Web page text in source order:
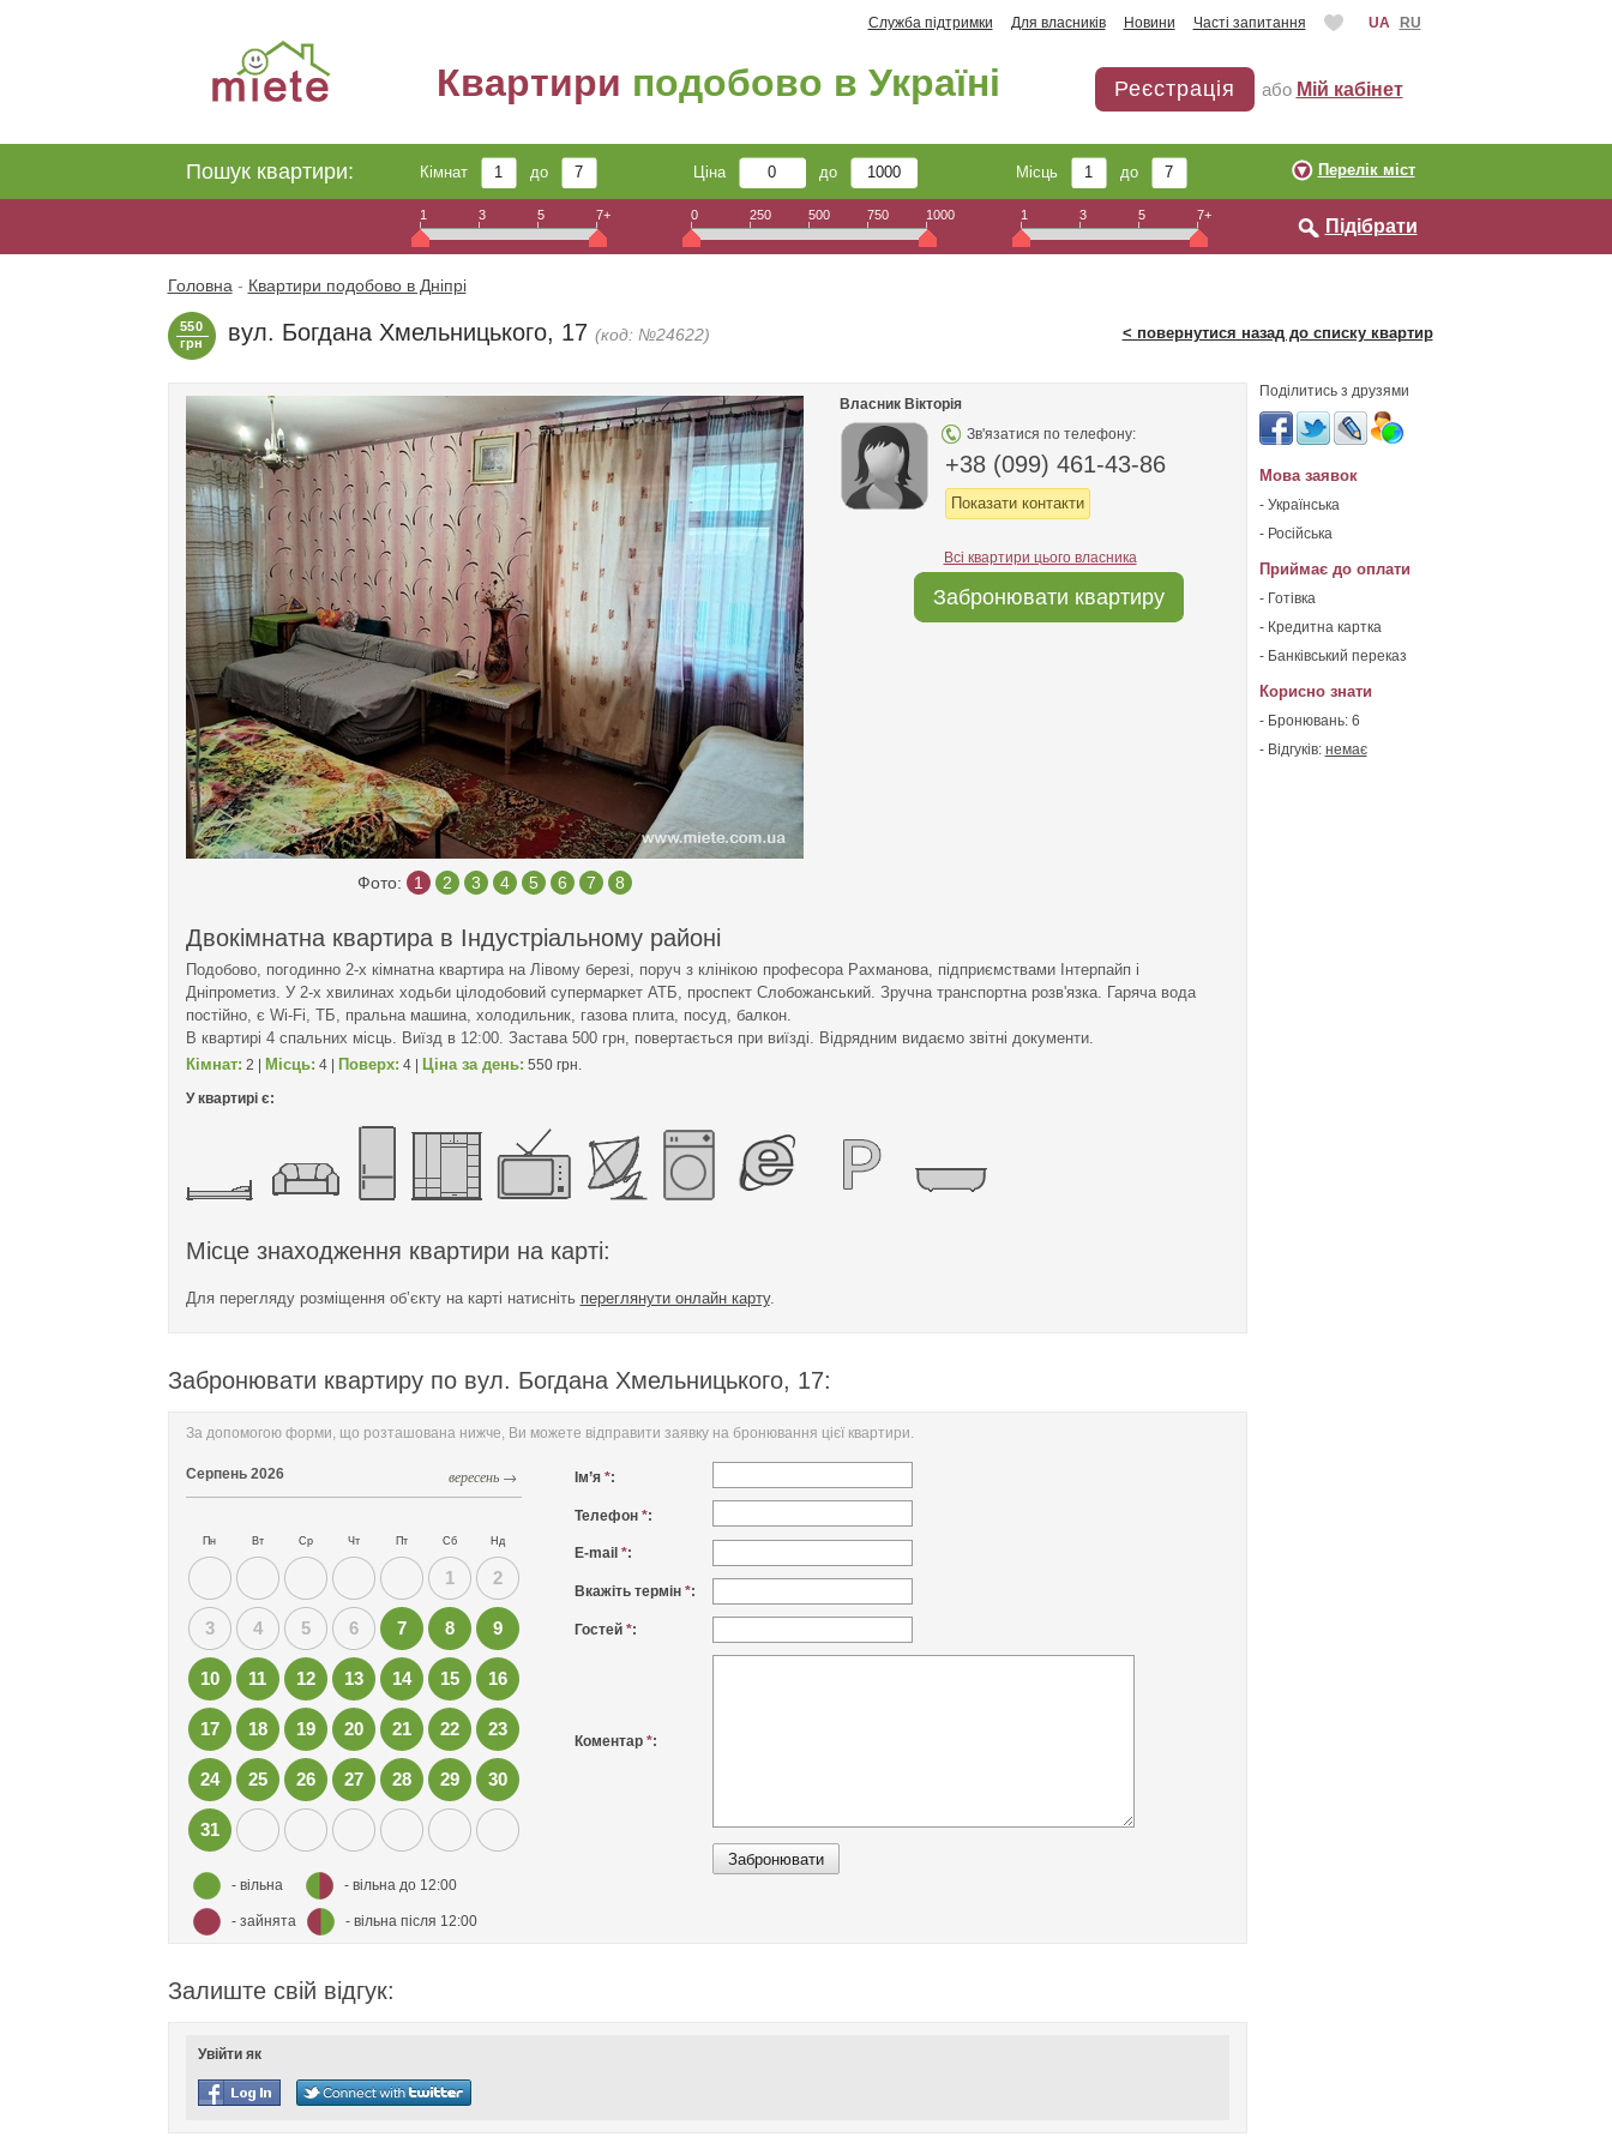
Служба підтримки Для власників Новини Часті запитання UA RU
Квартири подобово в Україні Реєстрація або Мій кабінет
Пошук квартири: Кімнат до Ціна до Місць до Перелік міст
1 3 5 7+ 0 250 500 750 1000 1 3 5 7+
Підібрати
Головна - Квартири подобово в Дніпрі
< повернутися назад до списку квартир
550
грн
вул. Богдана Хмельницького, 17 (код: №24622)
Поділитись з друзями
Мова заявок
- Українська
- Російська
Приймає до оплати
- Готівка
- Кредитна картка
- Банківський переказ
Корисно знати
- Бронювань: 6
- Відгуків: немає
Фото: 1 2 3 4 5 6 7 8
Власник Вікторія
Зв'язатися по телефону:
+38 (099) 461-43-86
Показати контакти
Всі квартири цього власника
Забронювати квартиру
Двокімнатна квартира в Індустріальному районі
Подобово, погодинно 2-х кімнатна квартира на Лівому березі, поруч з клінікою професора Рахманова, підприємствами Інтерпайп і
Дніпрометиз. У 2-х хвилинах ходьби цілодобовий супермаркет АТБ, проспект Слобожанський. Зручна транспортна розв'язка. Гаряча вода
постійно, є Wi-Fi, ТБ, пральна машина, холодильник, газова плита, посуд, балкон.
В квартирі 4 спальних місць. Виїзд в 12:00. Застава 500 грн, повертається при виїзді. Відрядним видаємо звітні документи.
Кімнат: 2 | Місць: 4 | Поверх: 4 | Ціна за день: 550 грн.
У квартирі є:
Місце знаходження квартири на карті:
Для перегляду розміщення об’єкту на карті натисніть переглянути онлайн карту.
Забронювати квартиру по вул. Богдана Хмельницького, 17:
За допомогою форми, що розташована нижче, Ви можете відправити заявку на бронювання цієї квартири.
вересень →
Серпень 2026
Пн Вт Ср Чт Пт Сб Нд
1 2
3 4 5 6 7 8 9
10 11 12 13 14 15 16
17 18 19 20 21 22 23
24 25 26 27 28 29 30
31
- вільна - вільна до 12:00
- зайнята - вільна після 12:00
Ім’я *:
Телефон *:
E-mail *:
Вкажіть термін *:
Гостей *:
Коментар *:
Залиште свій відгук:
Увійти як